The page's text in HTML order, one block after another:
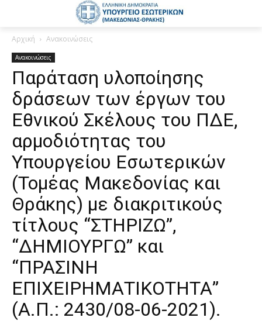
Αρχική Ανακοινώσεις
Ανακοινώσεις
Παράταση υλοποίησης
δράσεων των έργων του
Εθνικού Σκέλους του ΠΔΕ,
αρμοδιότητας του
Υπουργείου Εσωτερικών
(Τομέας Μακεδονίας και
Θράκης) με διακριτικούς
τίτλους “ΣΤΗΡΙΖΩ”,
“ΔΗΜΙΟΥΡΓΩ” και
“ΠΡΑΣΙΝΗ
ΕΠΙΧΕΙΡΗΜΑΤΙΚΟΤΗΤΑ”
(Α.Π.: 2430/08-06-2021).